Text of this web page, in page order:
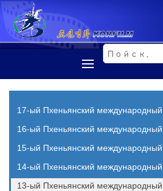
Первая
Корейский
Обмен между
17-ый Пхеньянский
16-ый Пхеньянский
15-ый Пхеньянский
14-ый Пхеньянский
13-ый Пхеньянский